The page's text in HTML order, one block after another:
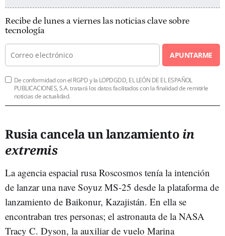
Recibe de lunes a viernes las noticias clave sobre
tecnología
APUNTARME
De conformidad con el RGPD y la LOPDGDD, EL LEÓN DE EL ESPAÑOL
PUBLICACIONES, S.A. tratará los datos facilitados con la finalidad de remitirle
noticias de actualidad.
Rusia cancela un lanzamiento in
extremis
La agencia espacial rusa Roscosmos tenía la intención
de lanzar una nave Soyuz MS-25 desde la plataforma de
lanzamiento de Baikonur, Kazajistán. En ella se
encontraban tres personas; el astronauta de la NASA
Tracy C. Dyson, la auxiliar de vuelo Marina